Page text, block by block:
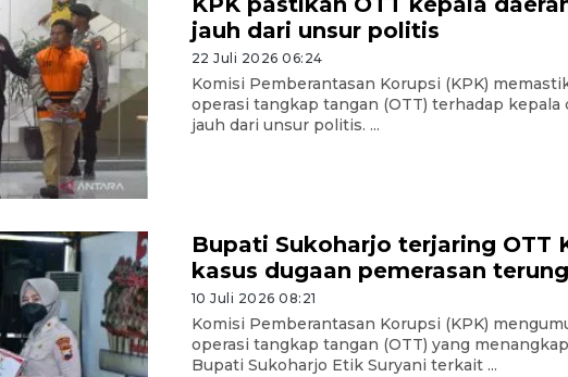
jauh dari unsur politis
22 Juli 2026 06:24
Komisi Pemberantasan Korupsi (KPK)
operasi tangkap tangan (OTT) terhadap kepala
jauh dari unsur politis. ...
Bupati Sukoharjo terjaring OTT
kasus dugaan pemerasan
10 Juli 2026 08:21
Komisi Pemberantasan Korupsi (KPK)
operasi tangkap tangan (OTT) yang menangkap
Bupati Sukoharjo Etik Suryani terkait ...